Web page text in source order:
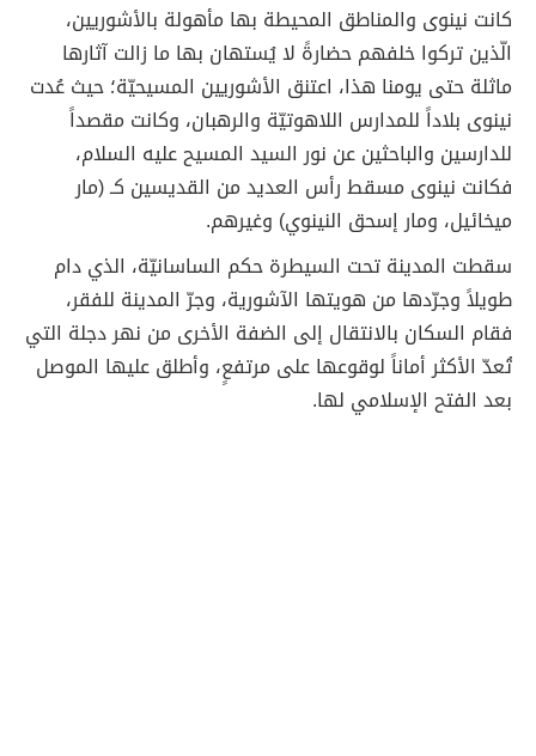
كانت نينوى والمناطق المحيطة بها مأهولة بالأشوريين،
الّذين تركوا خلفهم حضارةً لا يُستهان بها ما زالت آثارها
ماثلة حتى يومنا هذا، اعتنق الأشوريين المسيحيّة؛ حيث عُدت
نينوى بلاداً للمدارس اللاهوتيّة والرهبان، وكانت مقصداً
للدارسين والباحثين عن نور السيد المسيح عليه السلام،
فكانت نينوى مسقط رأس العديد من القديسين كـ (مار
ميخائيل، ومار إسحق النينوي) وغيرهم.
سقطت المدينة تحت السيطرة حكم الساسانيّة، الذي دام
طويلاً وجرّدها من هويتها الآشورية، وجرّ المدينة للفقر،
فقام السكان بالانتقال إلى الضفة الأخرى من نهر دجلة التي
تُعدّ الأكثر أماناً لوقوعها على مرتفعٍ، وأطلق عليها الموصل
بعد الفتح الإسلامي لها.